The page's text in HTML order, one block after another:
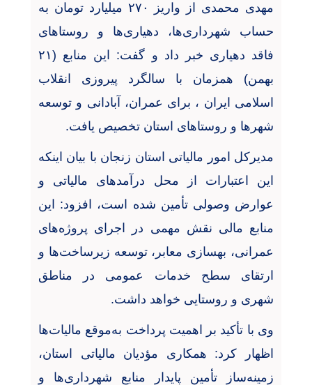
مهدی محمدی از واریز ۲۷۰ میلیارد تومان به
حساب شهرداری‌ها، دهیاری‌ها و روستاهای
فاقد دهیاری خبر داد و گفت: این منابع (۲۱
بهمن) همزمان با سالگرد پیروزی انقلاب
اسلامی ایران ، برای عمران، آبادانی و توسعه
شهرها و روستاهای استان تخصیص یافت.
مدیرکل امور مالیاتی استان زنجان با بیان اینکه
این اعتبارات از محل درآمدهای مالیاتی و
عوارض وصولی تأمین شده است، افزود: این
منابع مالی نقش مهمی در اجرای پروژه‌های
عمرانی، بهسازی معابر، توسعه زیرساخت‌ها و
ارتقای سطح خدمات عمومی در مناطق
شهری و روستایی خواهد داشت.
وی با تأکید بر اهمیت پرداخت به‌موقع مالیات‌ها
اظهار کرد: همکاری مؤدیان مالیاتی استان،
زمینه‌ساز تأمین پایدار منابع شهرداری‌ها و